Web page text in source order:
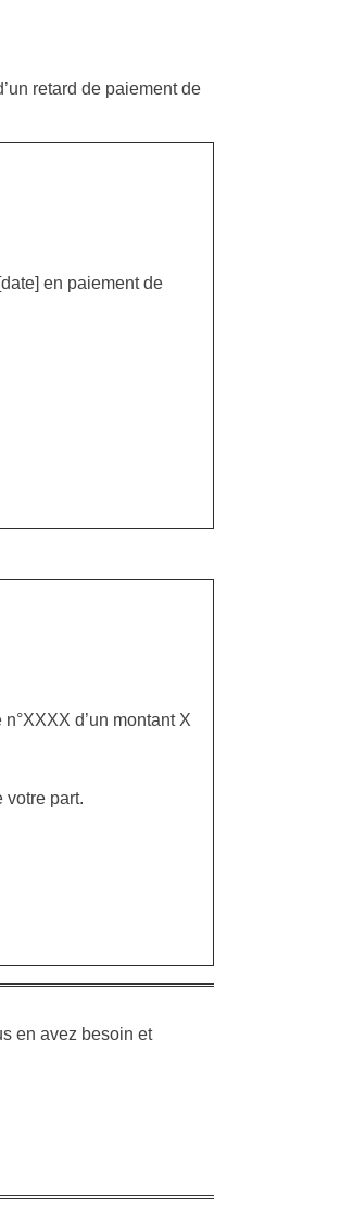
retard de paiement de
en paiement de
d’un montant X
votre part.
en avez besoin et